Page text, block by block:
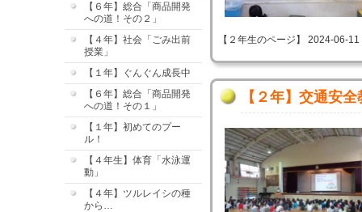
【６年】総合「商品開発
への道！その２」
【４年】社会「ごみ出前
授業」
【１年】ぐんぐん成長中
【６年】総合「商品開発
への道！その１」
【１年】初めてのプー
ル！
【４年生】体育「水泳運
動」
【４年】ツルレイシの種
から…
【２年生のページ】 2024-06-
【２年】交通安